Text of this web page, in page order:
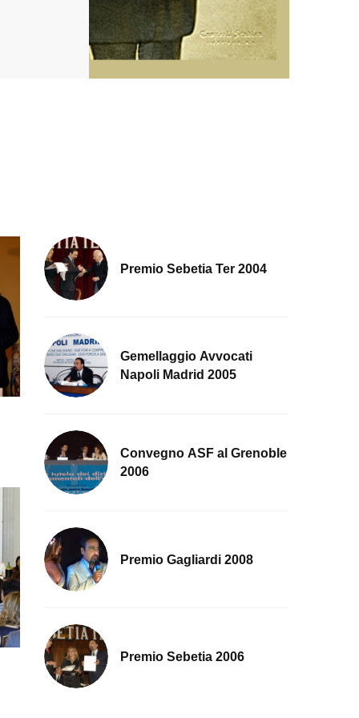
Premio Sebetia Ter 2004
Gemellaggio Avvocati
Napoli Madrid 2005
Convegno ASF al Grenoble
2006
Premio Gagliardi 2008
Premio Sebetia 2006